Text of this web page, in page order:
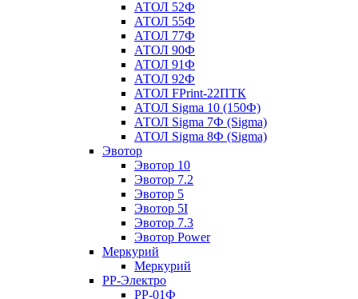
АТОЛ 52Ф
АТОЛ 55Ф
АТОЛ 77Ф
АТОЛ 90Ф
АТОЛ 91Ф
АТОЛ 92Ф
АТОЛ FPrint-22ПТК
АТОЛ Sigma 10 (150Ф)
АТОЛ Sigma 7Ф (Sigma)
АТОЛ Sigma 8Ф (Sigma)
Эвотор
Эвотор 10
Эвотор 7.2
Эвотор 5
Эвотор 5I
Эвотор 7.3
Эвотор Power
Меркурий
Меркурий
РР-Электро
РР-01Ф